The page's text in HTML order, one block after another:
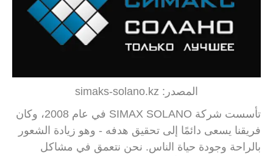
المصدر: simaks-solano.kz
تأسست شركة SIMAX SOLANO في عام 2008، وكان
فريقنا يسعى دائمًا إلى تحقيق هدفه - وهو زيادة الشعور
بالراحة وجودة حياة الناس. نحن نتعمق في مشاكل